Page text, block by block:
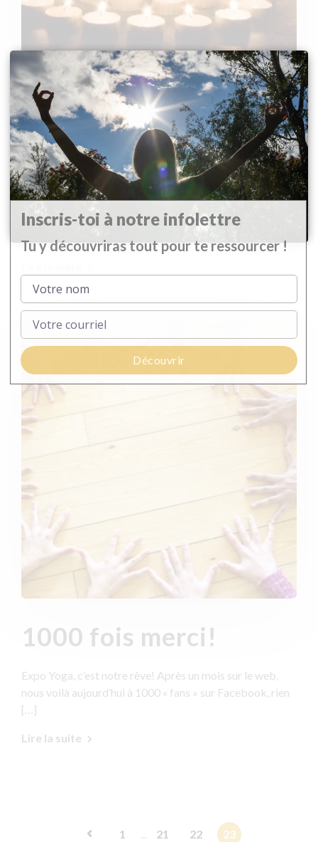
LA FORCE DES
MANTRAS
MANTRA – Instrument de pensée Racine sanskrit: man
– penser, mental tra – outils, protection, libération
QU’EST-CE QU’UN MANTRA […]
1000 fois merci!
Expo Yoga, c’est notre rêve! Après un mois sur le web,
nous voilà aujourd’hui à 1000 « fans » sur Facebook, rien
[…]
Lire la suite
1 21 22 23
Inscris-toi à notre infolettre
Tu y découvriras tout pour te ressourcer !
Découvrir